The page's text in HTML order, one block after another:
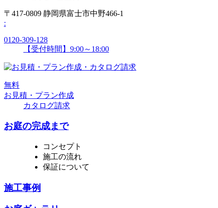
〒417-0809 静岡県富士市中野466-1
:
0120-309-128
【受付時間】9:00～18:00
無料
お見積・プラン作成
カタログ請求
お庭の完成まで
コンセプト
施工の流れ
保証について
施工事例